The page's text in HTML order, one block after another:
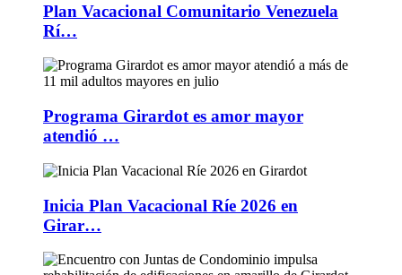
Plan Vacacional Comunitario Venezuela
Rí…
Programa Girardot es amor mayor
atendió …
Inicia Plan Vacacional Ríe 2026 en
Girar…